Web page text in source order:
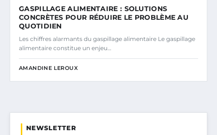
GASPILLAGE ALIMENTAIRE : SOLUTIONS
CONCRÈTES POUR RÉDUIRE LE PROBLÈME AU
QUOTIDIEN
Les chiffres alarmants du gaspillage alimentaire Le gaspillage
alimentaire constitue un enjeu…
AMANDINE LEROUX
NEWSLETTER